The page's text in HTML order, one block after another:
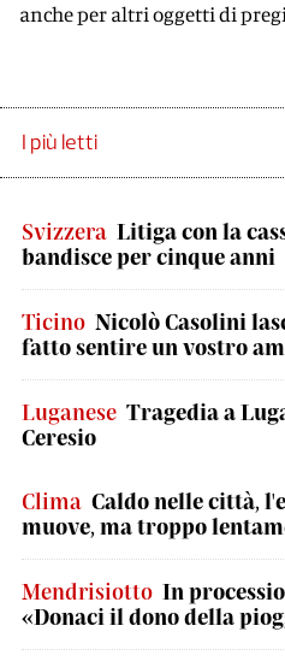
anche per altri oggetti di
I più letti
Svizzera Litiga con la
bandisce per cinque anni
Ticino Nicolò Casolini
fatto sentire un vostro
Luganese Tragedia a
Ceresio
Clima Caldo nelle città,
muove, ma troppo
Mendrisiotto In
«Donaci il dono della